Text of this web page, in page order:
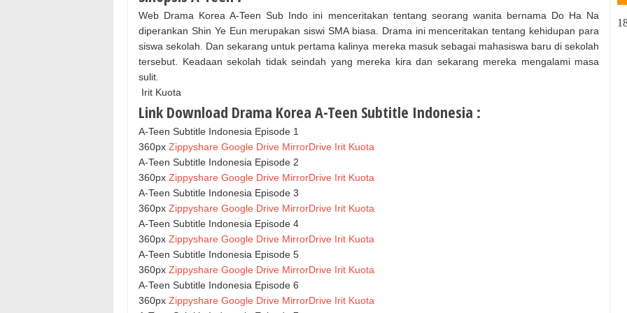
Web Drama Korea A-Teen Sub Indo ini menceritakan tentang seorang wanita bernama Do Ha Na
diperankan Shin Ye Eun merupakan siswi SMA biasa. Drama ini menceritakan tentang kehidupan para
siswa sekolah. Dan sekarang untuk pertama kalinya mereka masuk sebagai mahasiswa baru di sekolah
tersebut. Keadaan sekolah tidak seindah yang mereka kira dan sekarang mereka mengalami masa
sulit.
Irit Kuota
Link Download Drama Korea A-Teen Subtitle Indonesia :
A-Teen Subtitle Indonesia Episode 1
360px Zippyshare Google Drive MirrorDrive Irit Kuota
A-Teen Subtitle Indonesia Episode 2
360px Zippyshare Google Drive MirrorDrive Irit Kuota
A-Teen Subtitle Indonesia Episode 3
360px Zippyshare Google Drive MirrorDrive Irit Kuota
A-Teen Subtitle Indonesia Episode 4
360px Zippyshare Google Drive MirrorDrive Irit Kuota
A-Teen Subtitle Indonesia Episode 5
360px Zippyshare Google Drive MirrorDrive Irit Kuota
A-Teen Subtitle Indonesia Episode 6
360px Zippyshare Google Drive MirrorDrive Irit Kuota